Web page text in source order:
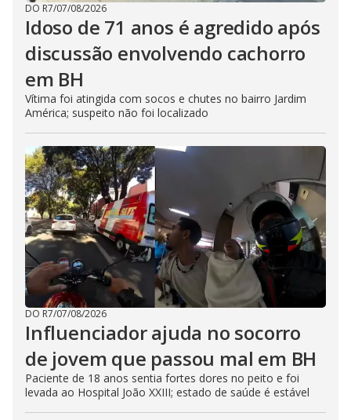
DO R7/07/08/2026
Idoso de 71 anos é agredido após
discussão envolvendo cachorro
em BH
Vítima foi atingida com socos e chutes no bairro Jardim
América; suspeito não foi localizado
DO R7/07/08/2026
Influenciador ajuda no socorro
de jovem que passou mal em BH
Paciente de 18 anos sentia fortes dores no peito e foi
levada ao Hospital João XXIII; estado de saúde é estável